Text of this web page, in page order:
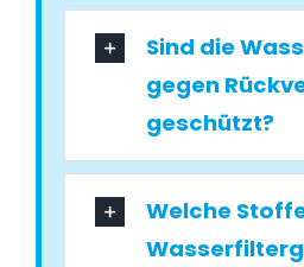
Sind die
gegen
geschützt?
Welche